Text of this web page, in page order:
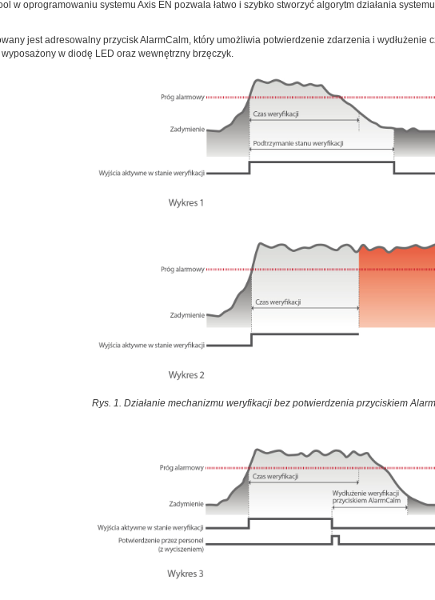
w oprogramowaniu systemu Axis EN pozwala łatwo i szybko stworzyć algorytm działania
jest adresowalny przycisk AlarmCalm, który umożliwia potwierdzenie zdarzenia i
w diodę LED oraz wewnętrzny brzęczyk.
Rys. 1. Działanie mechanizmu weryfikacji bez potwierdzenia przyciskiem